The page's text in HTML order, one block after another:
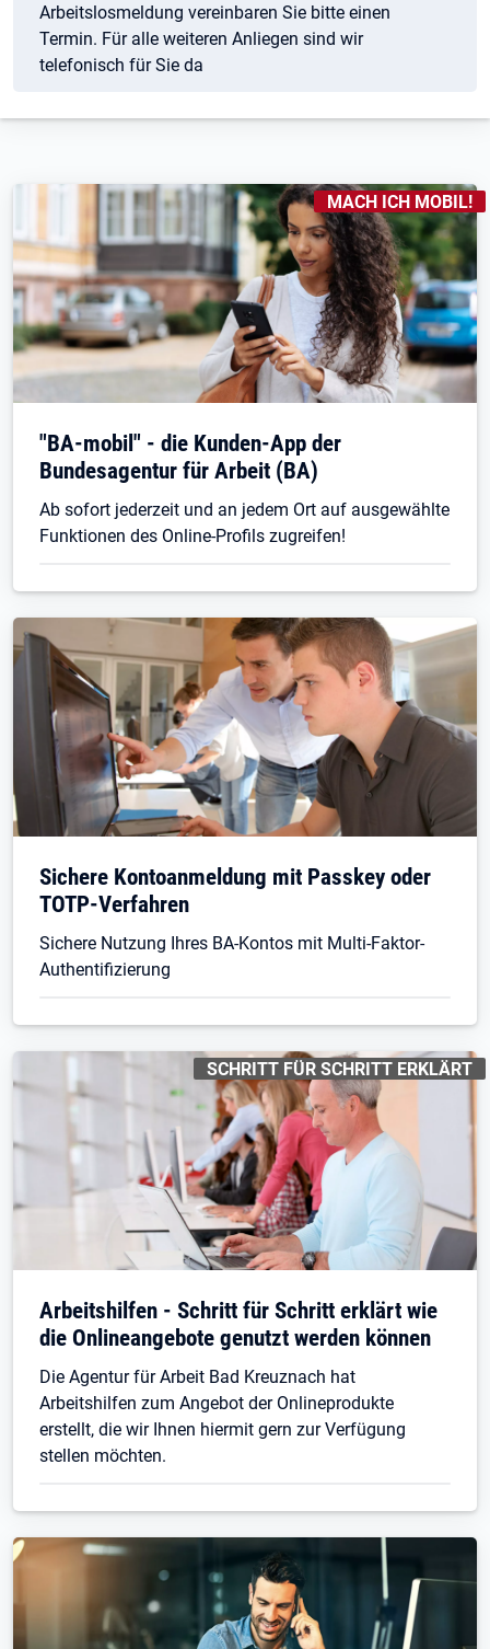
Arbeitslosmeldung vereinbaren Sie bitte einen
Termin. Für alle weiteren Anliegen sind wir
telefonisch für Sie da
KENNZEICHNUNGEN:
MACH ICH MOBIL!
Öffnet in neuem Tab
"BA-mobil" - die Kunden-App der
Bundesagentur für Arbeit (BA)
Ab sofort jederzeit und an jedem Ort auf ausgewählte
Funktionen des Online-Profils zugreifen!
Sichere Kontoanmeldung mit Passkey oder
TOTP-Verfahren
Sichere Nutzung Ihres BA-Kontos mit Multi-Faktor-
Authentifizierung
KENNZEICHNUNGEN:
SCHRITT FÜR SCHRITT ERKLÄRT
Öffnet in neuem Tab
Arbeitshilfen - Schritt für Schritt erklärt wie
die Onlineangebote genutzt werden können
Die Agentur für Arbeit Bad Kreuznach hat
Arbeitshilfen zum Angebot der Onlineprodukte
erstellt, die wir Ihnen hiermit gern zur Verfügung
stellen möchten.